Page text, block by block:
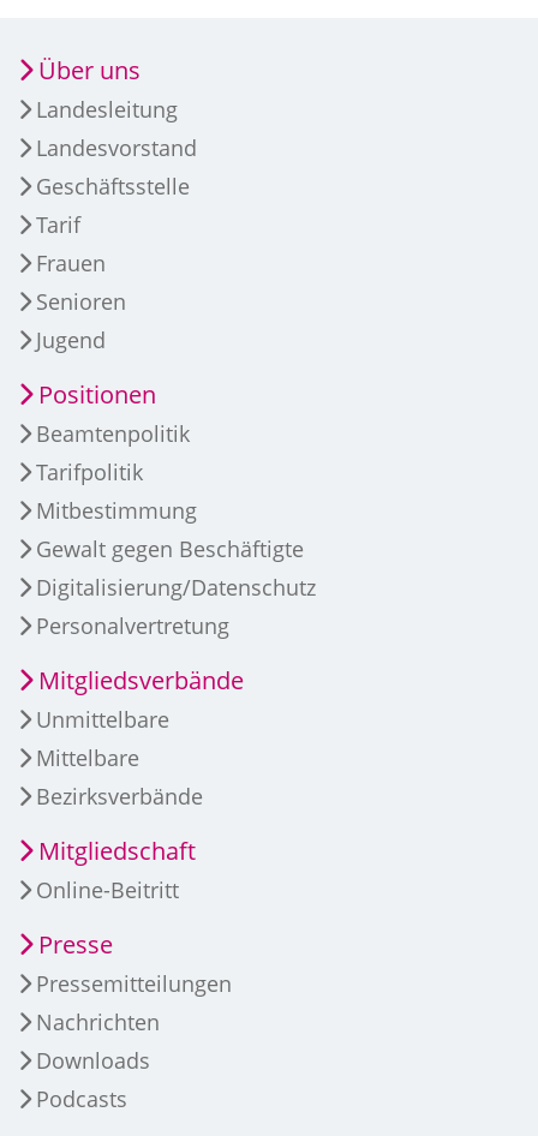
Über uns
Landesleitung
Landesvorstand
Geschäftsstelle
Tarif
Frauen
Senioren
Jugend
Positionen
Beamtenpolitik
Tarifpolitik
Mitbestimmung
Gewalt gegen Beschäftigte
Digitalisierung/Datenschutz
Personalvertretung
Mitgliedsverbände
Unmittelbare
Mittelbare
Bezirksverbände
Mitgliedschaft
Online-Beitritt
Presse
Pressemitteilungen
Nachrichten
Downloads
Podcasts